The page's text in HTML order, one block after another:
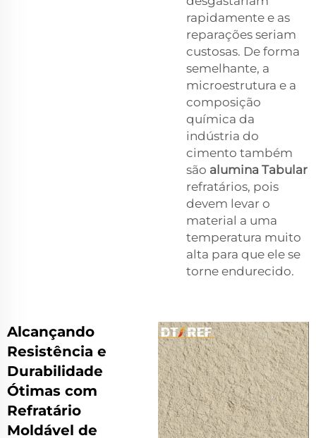
rapidamente e as
reparações seriam
custosas. De forma
semelhante, a
microestrutura e a
composição
química da
indústria do
cimento também
são alumina Tabular
refratários, pois
devem levar o
material a uma
temperatura muito
alta para que ele se
torne endurecido.
Alcançando
Resistência e
Durabilidade
Ótimas com
Refratário
Moldável de